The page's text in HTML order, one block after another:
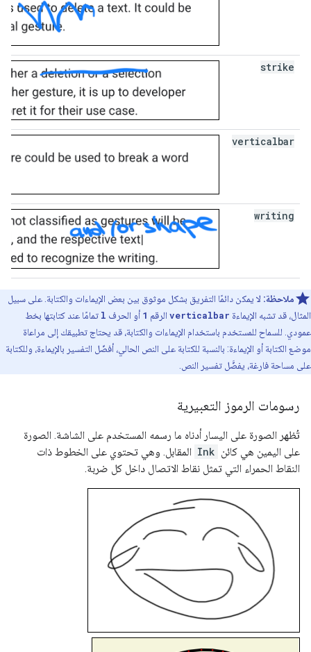
strike
verticalbar
writing
ملاحظة: لا يمكن دائمًا التفريق بشكل موثوق بين بعض الإيماءات والكتابة. على سبيل
المثال، قد تشبه الإيماءة verticalbar الرقم 1 أو الحرف l تمامًا عند كتابتها بخط
عمودي. للسماح للمستخدم باستخدام الإيماءات والكتابة، قد يحتاج تطبيقك إلى مراعاة
موضع الكتابة أو الإيماءة: بالنسبة للكتابة على النص الحالي، أفضّل التفسير بالإيماءة، وللكتابة
على مساحة فارغة، يفضَّل تفسير النص.
رسومات الرموز التعبيرية
تُظهر الصورة على اليسار أدناه ما رسمه المستخدم على الشاشة. الصورة
على اليمين هي كائن Ink المقابل. وهي تحتوي على الخطوط ذات
النقاط الحمراء التي تمثل نقاط الاتصال داخل كل ضربة.